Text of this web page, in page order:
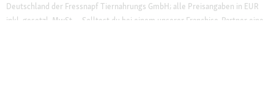
Deutschland der Fressnapf Tiernahrungs GmbH; alle Preisangaben in EUR
inkl. gesetzl. MwSt. – Solltest du bei einem unserer Franchise-Partner eine